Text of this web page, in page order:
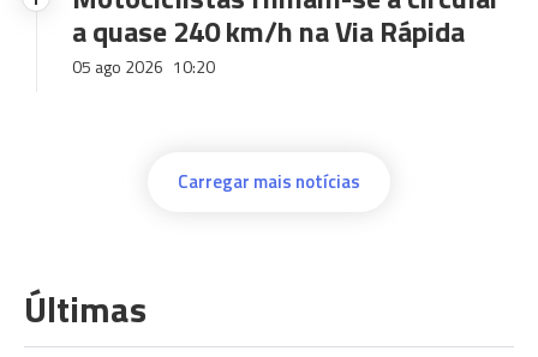
a quase 240 km/h na Via Rápida
05 ago 2026 10:20
Carregar mais notícias
Últimas